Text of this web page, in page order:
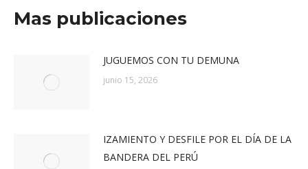
Mas publicaciones
JUGUEMOS CON TU DEMUNA
junio 15, 2026
IZAMIENTO Y DESFILE POR EL DÍA DE LA
BANDERA DEL PERÚ